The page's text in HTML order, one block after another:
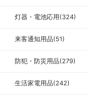
灯器・電池応用(324)
来客通知用品(51)
防犯・防災用品(279)
生活家電用品(242)